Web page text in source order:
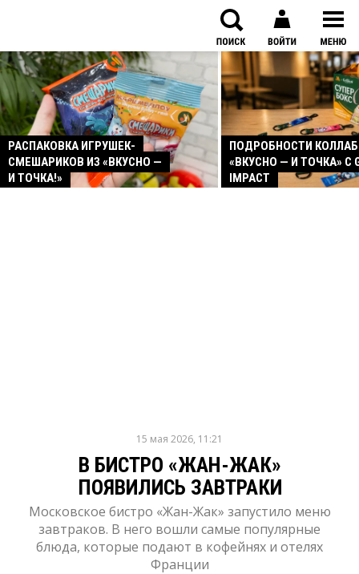
РАСПАКОВКА ИГРУШЕК-
СМЕШАРИКОВ ИЗ «ВКУСНО —
И ТОЧКА!»
ПОДРОБНОСТИ
«ВКУСНО — И ТОЧКА» С
IMPACT
15 мая 2026, 11:21
В БИСТРО «ЖАН-ЖАК»
ПОЯВИЛИСЬ ЗАВТРАКИ
Московское бистро «Жан-Жак» запустило меню
завтраков. В него вошли самые популярные
блюда, которые подают в кофейнях и отелях
Франции